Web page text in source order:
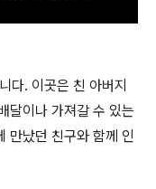
다. 이곳은 친 아버지
달이나 가져갈 수 있는
만났던 친구와 함께 인